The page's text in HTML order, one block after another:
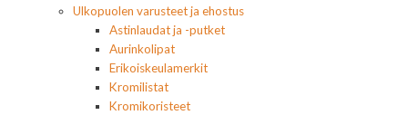
Ulkopuolen varusteet ja ehostus
Astinlaudat ja -putket
Aurinkolipat
Erikoiskeulamerkit
Kromilistat
Kromikoristeet